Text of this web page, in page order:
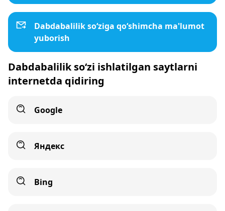
Dabdabalilik so‘ziga qo‘shimcha ma'lumot
yuborish
Dabdabalilik so‘zi ishlatilgan saytlarni
internetda qidiring
Google
Яндекс
Bing